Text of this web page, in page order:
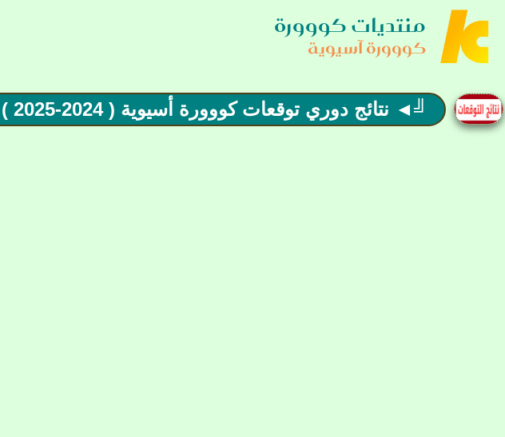
منتديات كووورة
كووورة آسيوية
╝◄ نتائج دوري توقعات كووورة أسيوية ( 2024-2025 ) ►╚ العدد 7